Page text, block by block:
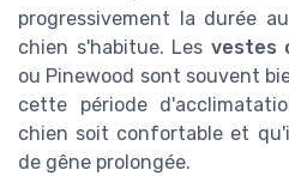
progressivement la durée
chien s'habitue. Les vestes
ou Pinewood sont souvent
cette période
chien soit confortable et
de gêne prolongée.